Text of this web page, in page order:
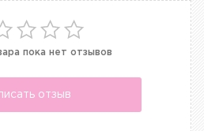
пока нет отзывов
отзыв